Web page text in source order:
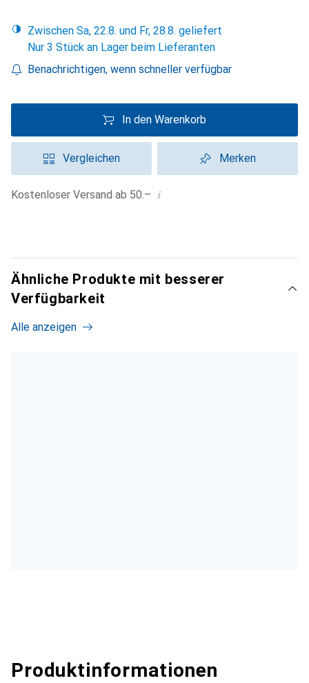
Zwischen Sa, 22.8. und Fr, 28.8. geliefert
Nur 3 Stück an Lager beim Lieferanten
Benachrichtigen, wenn schneller verfügbar
In den Warenkorb
Vergleichen Merken
Kostenloser Versand ab 50.– i
Ähnliche Produkte mit besserer
Verfügbarkeit
Alle anzeigen
Produktinformationen